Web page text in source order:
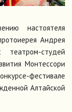
настоятеля
Андрея
студей
Монтессори
фестивале
Алтайской